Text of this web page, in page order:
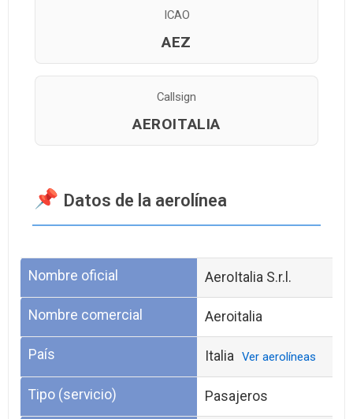
ICAO
AEZ
Callsign
AEROITALIA
Datos de la aerolínea
Nombre oficial AeroItalia S.r.l.
Nombre comercial Aeroitalia
País Italia Ver aerolíneas
Tipo (servicio) Pasajeros